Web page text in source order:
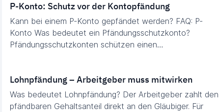
P-Konto: Schutz vor der Kontopfändung
Kann bei einem P-Konto gepfändet werden? FAQ: P-
Konto Was bedeutet ein Pfändungsschutzkonto?
Pfändungsschutzkonten schützen einen…
Lohnpfändung – Arbeitgeber muss mitwirken
Was bedeutet Lohnpfändung? Der Arbeitgeber zahlt den
pfändbaren Gehaltsanteil direkt an den Gläubiger. Für